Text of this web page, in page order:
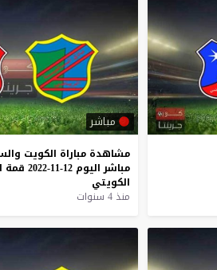
مباشر
مشاهدة مباراة الكويت
مباشر اليوم 12-11-2022 قمة
الكويتي
منذ 4 سنوات